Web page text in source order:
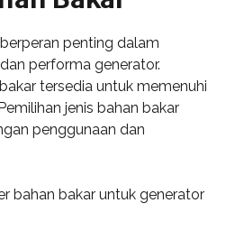
penting dalam
performa generator.
tersedia untuk memenuhi
jenis bahan bakar
penggunaan dan
bahan bakar untuk generator